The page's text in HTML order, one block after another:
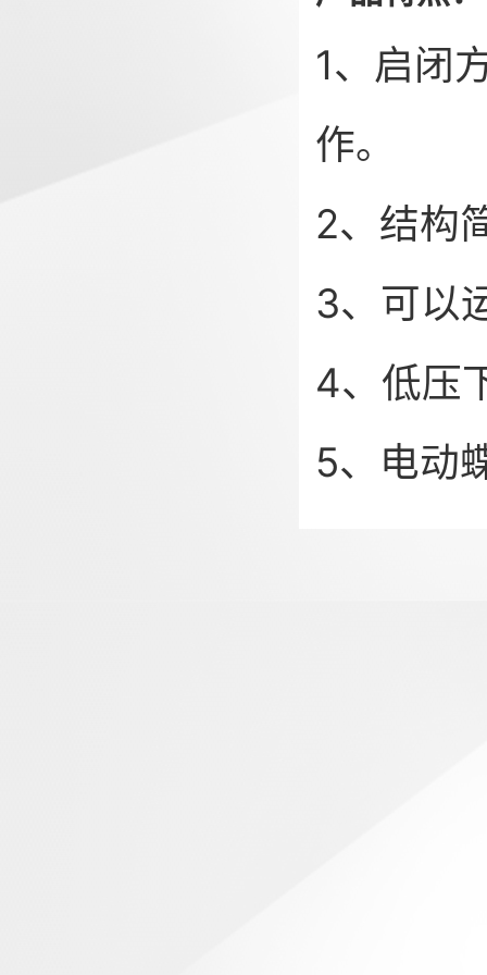
1、启闭
作。
2、结构
3、可以
4、低压
5、电动